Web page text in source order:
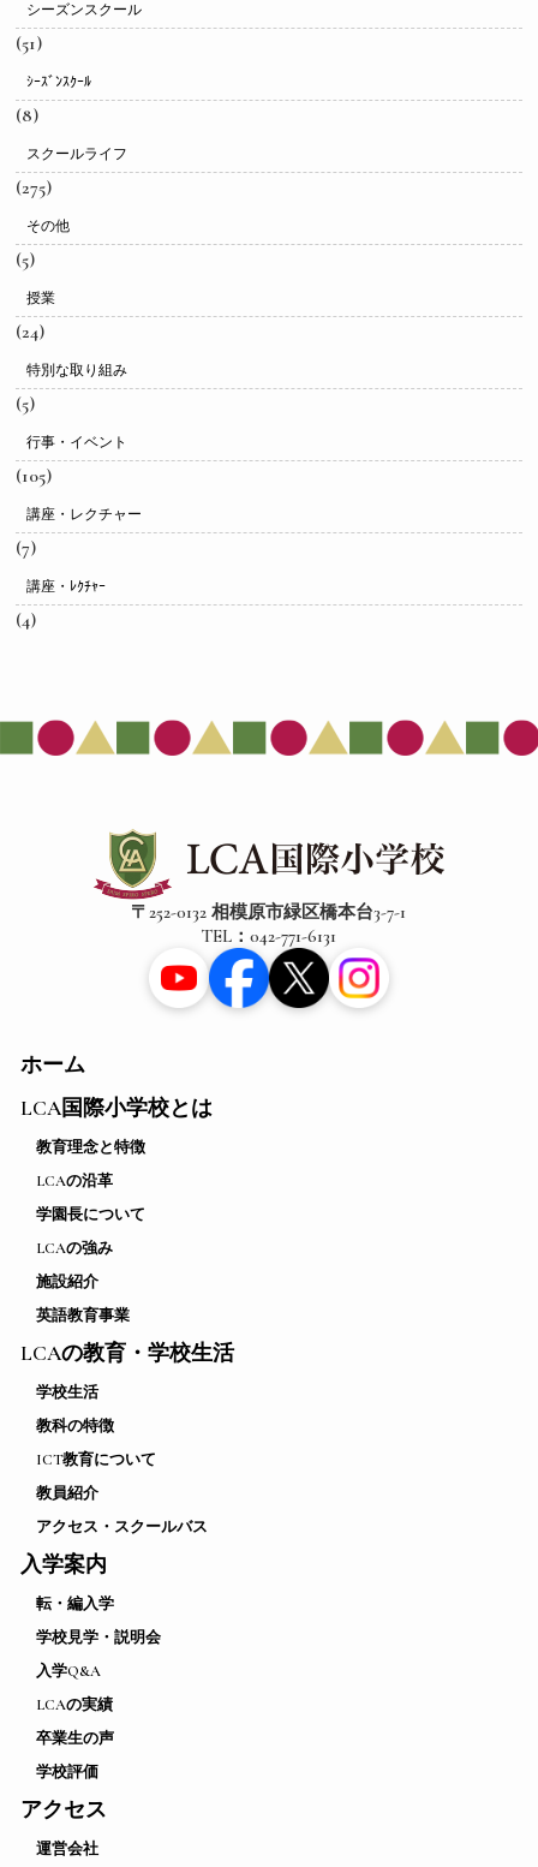
シーズンスクール
(51)
ｼｰｽﾞﾝｽｸｰﾙ
(8)
スクールライフ
(275)
その他
(5)
授業
(24)
特別な取り組み
(5)
行事・イベント
(105)
講座・レクチャー
(7)
講座・ﾚｸﾁｬｰ
(4)
〒252-0132 相模原市緑区橋本台3-7-1
TEL：042-771-6131
ホーム
LCA国際小学校とは
教育理念と特徴
LCAの沿革
学園長について
LCAの強み
施設紹介
英語教育事業
LCAの教育・学校生活
学校生活
教科の特徴
ICT教育について
教員紹介
アクセス・スクールバス
入学案内
転・編入学
学校見学・説明会
入学Q&A
LCAの実績
卒業生の声
学校評価
アクセス
運営会社